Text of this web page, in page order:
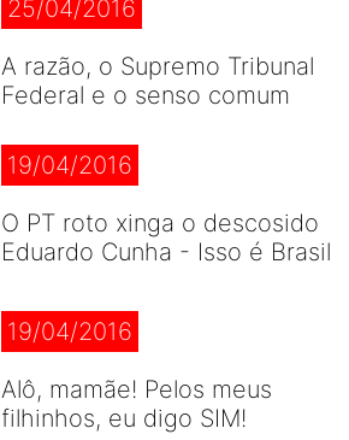
25/04/2016
A razão, o Supremo Tribunal
Federal e o senso comum
19/04/2016
O PT roto xinga o descosido
Eduardo Cunha - Isso é Brasil
19/04/2016
Alô, mamãe! Pelos meus
filhinhos, eu digo SIM!